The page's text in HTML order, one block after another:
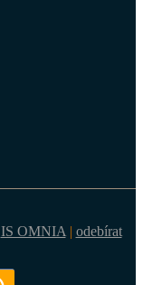
IS OMNIA | odebírat